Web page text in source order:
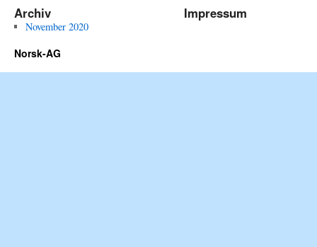
Archiv
November 2020
Impressum
Norsk-AG